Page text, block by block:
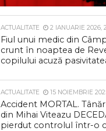
ACTUALITATE 2 IANUARIE 2026,
Fiul unui medic din
crunt în noaptea de
copilului acuză
ACTUALITATE 15 NOIEMBRIE
Accident MORTAL.
din Mihai Viteazu
pierdut controlul într-o